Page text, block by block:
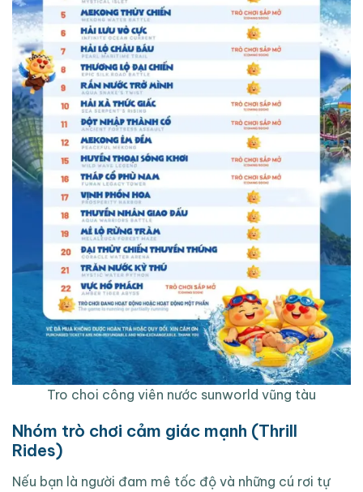
Tro choi công viên nước sunworld vũng tàu
Nhóm trò chơi cảm giác mạnh (Thrill
Rides)
Nếu bạn là người đam mê tốc độ và những cú rơi tự